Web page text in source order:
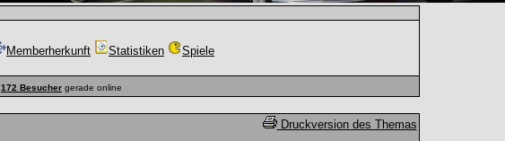
Memberherkunft Statistiken Spiele
172 Besucher gerade online
Druckversion des Themas